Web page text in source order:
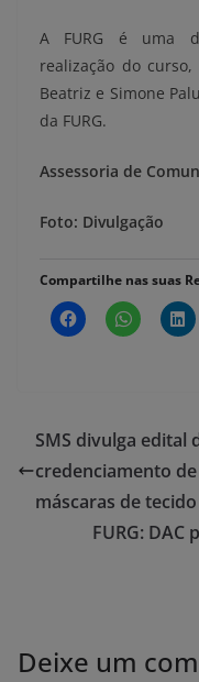
A FURG é uma
realização do
Beatriz e Simone
da FURG.
Assessoria de
Foto: Divulgação
Compartilhe nas suas
SMS divulga edital
credenciamento
máscaras de tecido
FURG:
Deixe um